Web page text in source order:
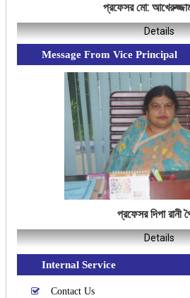
প্রফেসর মো:
Details
Message From Vice Principal
প্রফেসর দিপা রানী
Details
Internal Service
Contact Us